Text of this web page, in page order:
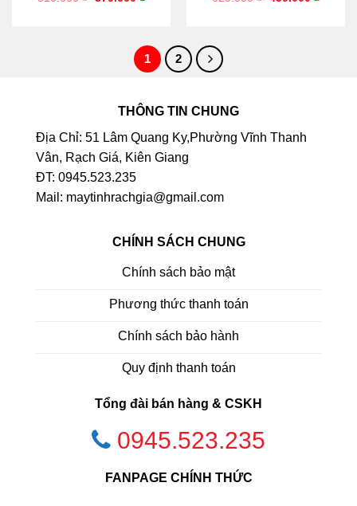
1 2
THÔNG TIN CHUNG
Địa Chỉ: 51 Lâm Quang Ky,Phường Vĩnh Thanh
Vân, Rạch Giá, Kiên Giang
ĐT: 0945.523.235
Mail: maytinhrachgia@gmail.com
CHÍNH SÁCH CHUNG
Chính sách bảo mật
Phương thức thanh toán
Chính sách bảo hành
Quy định thanh toán
Tổng đài bán hàng & CSKH
0945.523.235
FANPAGE CHÍNH THỨC